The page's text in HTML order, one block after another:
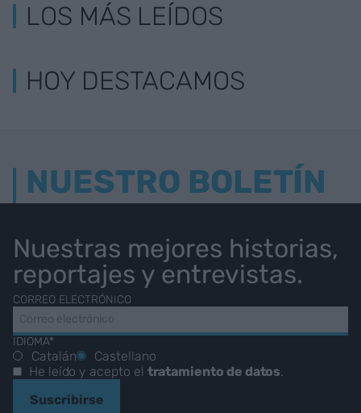
LOS MÁS LEÍDOS
HOY DESTACAMOS
NUESTRO BOLETÍN
Nuestras mejores historias,
reportajes y entrevistas.
CORREO ELECTRÓNICO
IDIOMA*
Catalán
Castellano
He leído y acepto el tratamiento de datos.
Suscribirse